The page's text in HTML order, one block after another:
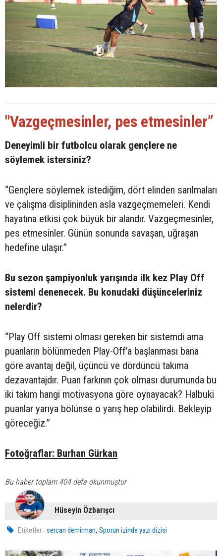
"Vazgeçmesinler, pes etmesinler”
Deneyimli bir futbolcu olarak gençlere ne
söylemek istersiniz?
“Gençlere söylemek istediğim, dört elinden sarılmaları
ve çalışma disiplininden asla vazgeçmemeleri. Kendi
hayatına etkisi çok büyük bir alandır. Vazgeçmesinler,
pes etmesinler. Günün sonunda savaşan, uğraşan
hedefine ulaşır.”
Bu sezon şampiyonluk yarışında ilk kez Play Off
sistemi denenecek. Bu konudaki düşünceleriniz
nelerdir?
“Play Off sistemi olması gereken bir sistemdi ama
puanların bölünmeden Play-Off’a başlanması bana
göre avantaj değil, üçüncü ve dördüncü takıma
dezavantajdır. Puan farkının çok olması durumunda bu
iki takım hangi motivasyona göre oynayacak? Halbuki
puanlar yarıya bölünse o yarış hep olabilirdi. Bekleyip
göreceğiz.”
Fotoğraflar: Burhan Gürkan
Bu haber toplam 404 defa okunmuştur
Hüseyin Özbarışcı
Etiketler : sercan demirman,Sporun izinde yazı dizisi